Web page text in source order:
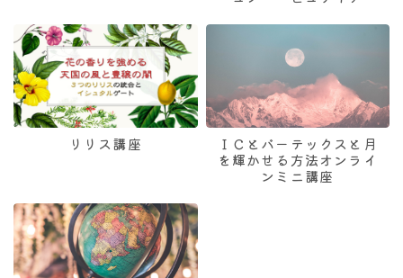
リリス講座
ＩＣとバーテックスと月
を輝かせる方法オンライ
ンミニ講座